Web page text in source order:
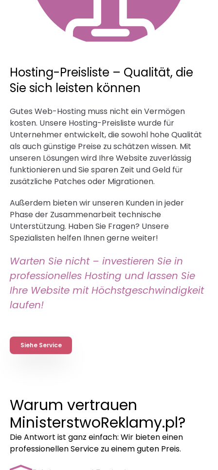
Hosting-Preisliste – Qualität, die
Sie sich leisten können
Gutes Web-Hosting muss nicht ein Vermögen
kosten. Unsere Hosting-Preisliste wurde für
Unternehmer entwickelt, die sowohl hohe Qualität
als auch günstige Preise zu schätzen wissen. Mit
unseren Lösungen wird Ihre Website zuverlässig
funktionieren und Sie sparen Zeit und Geld für
zusätzliche Patches oder Migrationen.
Außerdem bieten wir unseren Kunden in jeder
Phase der Zusammenarbeit technische
Unterstützung. Haben Sie Fragen? Unsere
Spezialisten helfen Ihnen gerne weiter!
Warten Sie nicht – investieren Sie in
professionelles Hosting und lassen Sie
Ihre Website mit Höchstgeschwindigkeit
laufen!
Siehe Service
Warum vertrauen
MinisterstwoReklamy.pl?
Die Antwort ist ganz einfach: Wir bieten einen
professionellen Service zu einem guten Preis.